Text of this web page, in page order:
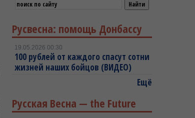
Русвесна: помощь Донбассу
19.05.2026 00:30
100 рублей от каждого спасут сотни
жизней наших бойцов (ВИДЕО)
Ещё
Русская Весна — the Future